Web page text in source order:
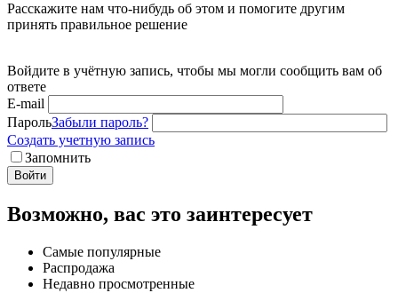
Расскажите нам что-нибудь об этом и помогите другим
принять правильное решение
Войдите в учётную запись, чтобы мы могли сообщить вам об
ответе
E-mail
ПарольЗабыли пароль?
Создать учетную запись
Запомнить
Войти
Возможно, вас это заинтересует
Самые популярные
Распродажа
Недавно просмотренные